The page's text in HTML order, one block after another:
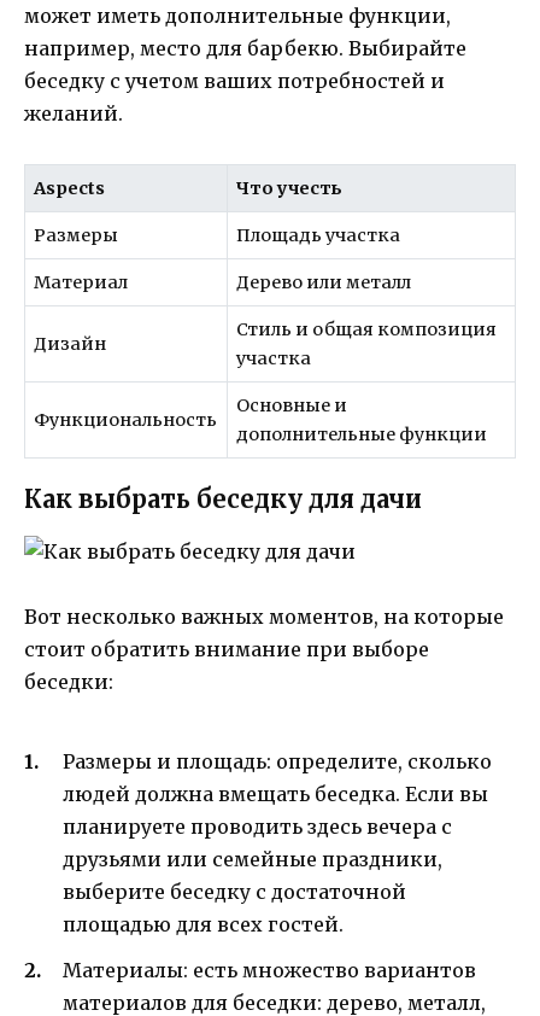
может иметь дополнительные функции,
например, место для барбекю. Выбирайте
беседку с учетом ваших потребностей и
желаний.
Aspects Что учесть
Размеры Площадь участка
Материал Дерево или металл
Дизайн
Стиль и общая композиция
участка
Функциональность
Основные и
дополнительные функции
Как выбрать беседку для дачи
Вот несколько важных моментов, на которые
стоит обратить внимание при выборе
беседки:
Размеры и площадь: определите, сколько
людей должна вмещать беседка. Если вы
планируете проводить здесь вечера с
друзьями или семейные праздники,
выберите беседку с достаточной
площадью для всех гостей.
Материалы: есть множество вариантов
материалов для беседки: дерево, металл,